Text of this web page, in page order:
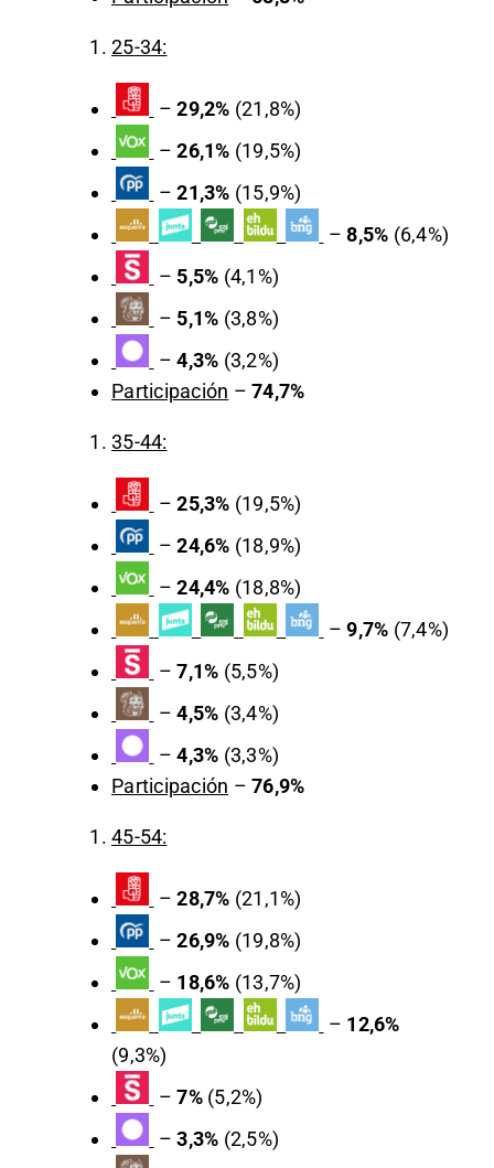
25-34:
–29,2% (21,8%)
–26,1% (19,5%)
–21,3% (15,9%)
–8,5% (6,4%)
– 5,5% (4,1%)
– 5,1% (3,8%)
–4,3% (3,2%)
Participación – 74,7%
35-44:
–25,3% (19,5%)
–24,6% (18,9%)
–24,4% (18,8%)
–9,7% (7,4%)
–7,1% (5,5%)
–4,5% (3,4%)
–4,3% (3,3%)
Participación – 76,9%
45-54:
–28,7% (21,1%)
–26,9% (19,8%)
– 18,6% (13,7%)
– 12,6%
(9,3%)
–7% (5,2%)
–3,3% (2,5%)